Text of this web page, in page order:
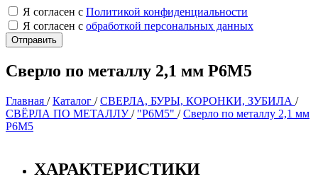
Я согласен с Политикой конфиденциальности
Я согласен с обработкой персональных данных
Сверло по металлу 2,1 мм Р6М5
Главная /Каталог /СВЕРЛА, БУРЫ, КОРОНКИ, ЗУБИЛА /
СВЁРЛА ПО МЕТАЛЛУ/ "Р6М5" /Сверло по металлу 2,1 мм
Р6М5
ХАРАКТЕРИСТИКИ